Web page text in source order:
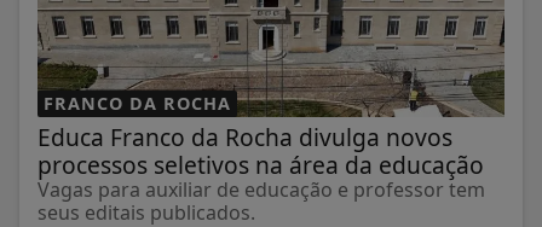
FRANCO DA ROCHA
Educa Franco da Rocha divulga novos
processos seletivos na área da educação
Vagas para auxiliar de educação e professor tem
seus editais publicados.